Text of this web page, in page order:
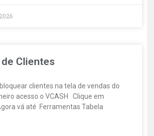
Clientes
clientes na tela de vendas do
acesso o VCASH Clique em
vá até Ferramentas Tabela